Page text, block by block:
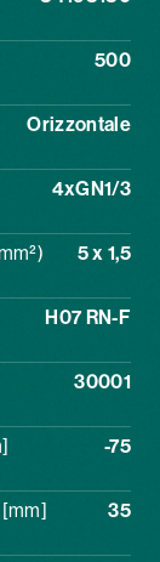
500
Orizzontale
4xGN1/3
5 x 1,5
H07 RN-F
30001
-75
35